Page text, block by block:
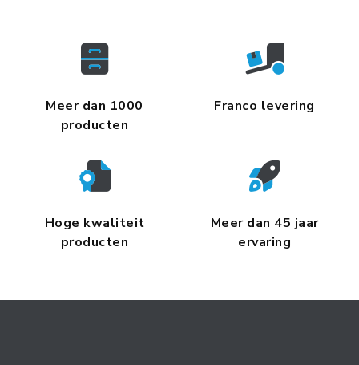
Meer dan 1000
producten
Franco levering
Hoge kwaliteit
producten
Meer dan 45 jaar
ervaring